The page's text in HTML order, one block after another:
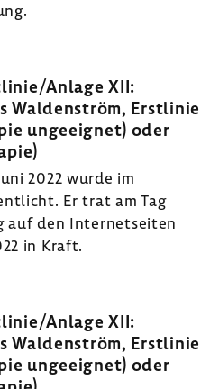
Anlage XII:
Waldenström, Erstlinie
ungeeignet) oder
2022 wurde im
Er trat am Tag
auf den Internetseiten
in Kraft.
Anlage XII:
Waldenström, Erstlinie
ungeeignet) oder